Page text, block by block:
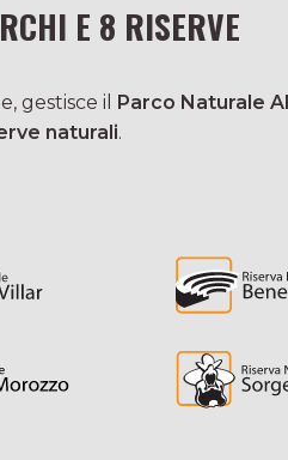
E 8 RISERVE
gestisce il
Parco Naturale
naturali.